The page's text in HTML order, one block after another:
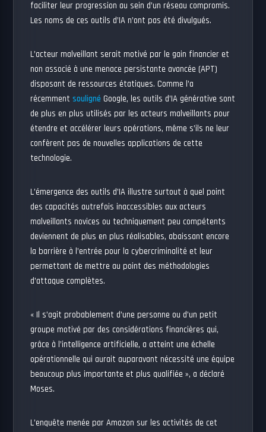
faciliter leur progression au sein d’un réseau compromis.
Les noms de ces outils d’IA n’ont pas été divulgués.
L’acteur malveillant serait motivé par le gain financier et
non associé à une menace persistante avancée (APT)
disposant de ressources étatiques. Comme l’a
récemmentsouligné Google, les outils d’IA générative sont
de plus en plus utilisés par les acteurs malveillants pour
étendre et accélérer leurs opérations, même s’ils ne leur
confèrent pas de nouvelles applications de cette
technologie.
L’émergence des outils d’IA illustre surtout à quel point
des capacités autrefois inaccessibles aux acteurs
malveillants novices ou techniquement peu compétents
deviennent de plus en plus réalisables, abaissant encore
la barrière à l’entrée pour la cybercriminalité et leur
permettant de mettre au point des méthodologies
d’attaque complètes.
« Il s’agit probablement d’une personne ou d’un petit
groupe motivé par des considérations financières qui,
grâce à l’intelligence artificielle, a atteint une échelle
opérationnelle qui aurait auparavant nécessité une équipe
beaucoup plus importante et plus qualifiée », a déclaré
Moses.
L’enquête menée par Amazon sur les activités de cet